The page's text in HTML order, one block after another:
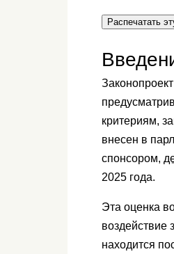
Распечатать
критериям,
внесен в
спонсором,
2025 года.
Эта оценка
воздействие
находится